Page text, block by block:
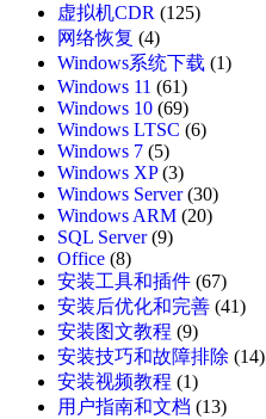
虚拟机CDR (125)
网络恢复 (4)
Windows系统下载 (1)
Windows 11 (61)
Windows 10 (69)
Windows LTSC (6)
Windows 7 (5)
Windows XP(3)
Windows Server(30)
Windows ARM (20)
SQL Server(9)
Office (8)
安装工具和插件 (67)
安装后优化和完善 (41)
安装图文教程 (9)
安装技巧和故障排除 (14)
安装视频教程 (1)
用户指南和文档 (13)